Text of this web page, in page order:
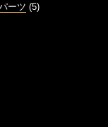
ーツ (5)